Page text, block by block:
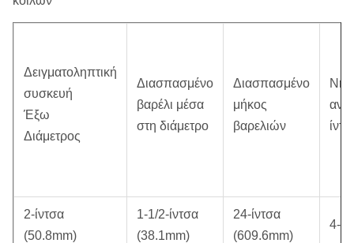
Δειγματοληπτική
συσκευή
Έξω
Διάμετρος
Διασπασμένο
βαρέλι μέσα
στη διάμετρο
Διασπασμένο
μήκος
βαρελιών
ανά
2-ίντσα
(50.8mm)
1-1/2-ίντσα
(38.1mm)
24-ίντσα
(609.6mm)
4-